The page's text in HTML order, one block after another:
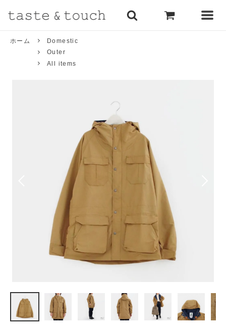
ホーム
Domestic
Outer
All items